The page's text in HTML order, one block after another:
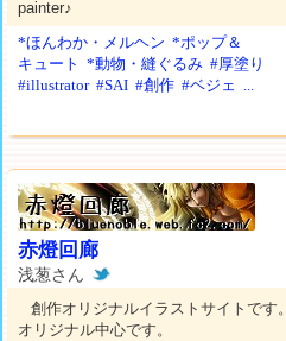
painter♪
*ほんわか・メルヘン *ポップ＆
キュート
*動物・縫ぐるみ #厚塗り
#illustrator #SAI #創作 #ベジェ ...
赤燈回廊
浅葱さん
創作オリジナルイラストサイトです。
オリジナル中心です。